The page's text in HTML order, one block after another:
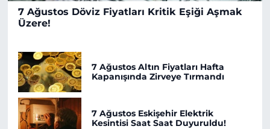
7 Ağustos Döviz Fiyatları Kritik Eşiği Aşmak
Üzere!
7 Ağustos Altın Fiyatları Hafta
Kapanışında Zirveye Tırmandı
7 Ağustos Eskişehir Elektrik
Kesintisi Saat Saat Duyuruldu!